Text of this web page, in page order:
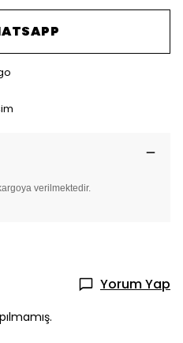
verilmektedir.
Yorum Yap